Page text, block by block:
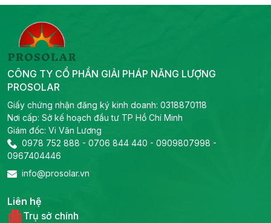
CÔNG TY CỔ PHẦN GIẢI PHÁP NĂNG LƯỢNG
PROSOLAR
Giấy chứng nhận đăng ký kinh doanh: 0318870118
Nơi cấp: Sở kế hoạch đầu tư TP Hồ Chí Minh
Giám đốc: Vi Văn Lương
0978 752 888 - 0706 844 440 - 0909807998 -
0967404446
info@prosolar.vn
Liên hệ
Trụ sở chính